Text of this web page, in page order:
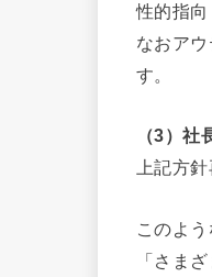
性的指
なおア
す。
（3）社
上記方
このよう
「さま